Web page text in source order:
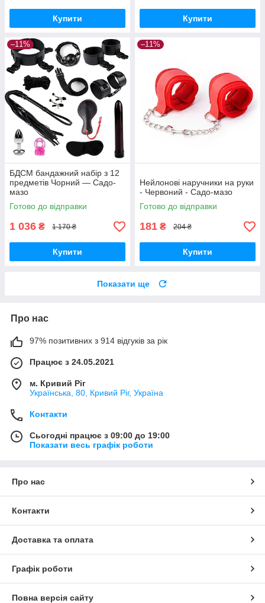
Купити Купити
–11%
БДСМ бандажний набір з 12
предметів Чорний — Садо-
мазо
Готово до відправки
1 036 ₴ 1 170 ₴
Купити
–11%
Нейлонові наручники на руки
- Червоний - Садо-мазо
Готово до відправки
181 ₴ 204 ₴
Купити
Показати ще
Про нас
97% позитивних з 914 відгуків за рік
Працює з 24.05.2021
м. Кривий Ріг
Українська, 80, Кривий Ріг, Україна
Контакти
Сьогодні працює з 09:00 до 19:00
Показати весь графік роботи
Про нас
Контакти
Доставка та оплата
Графік роботи
Повна версія сайту